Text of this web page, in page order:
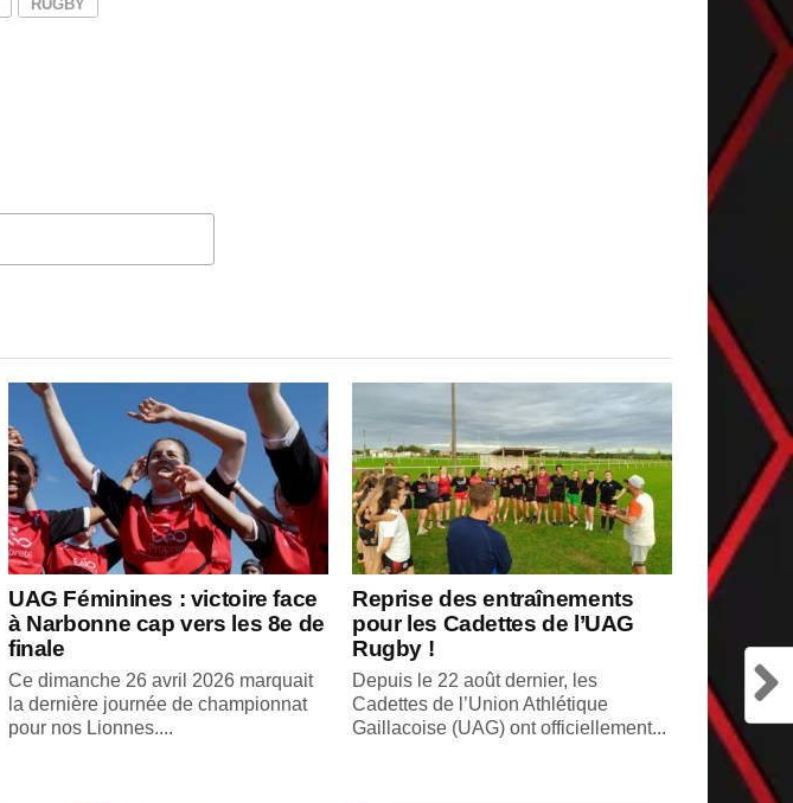
RUGBY
UAG Féminines : victoire face
à Narbonne cap vers les 8e de
finale
Ce dimanche 26 avril 2026 marquait
la dernière journée de championnat
pour nos Lionnes....
Reprise des entraînements
pour les Cadettes de l’UAG
Rugby !
Depuis le 22 août dernier, les
Cadettes de l’Union Athlétique
Gaillacoise (UAG) ont officiellement...